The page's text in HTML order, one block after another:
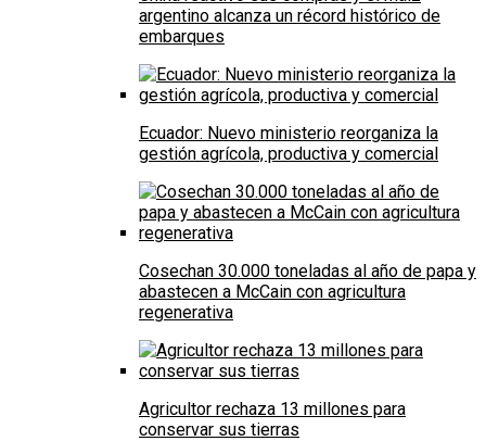
argentino alcanza un récord histórico de
embarques
Ecuador: Nuevo ministerio reorganiza la
gestión agrícola, productiva y comercial
Cosechan 30.000 toneladas al año de papa y
abastecen a McCain con agricultura
regenerativa
Agricultor rechaza 13 millones para
conservar sus tierras